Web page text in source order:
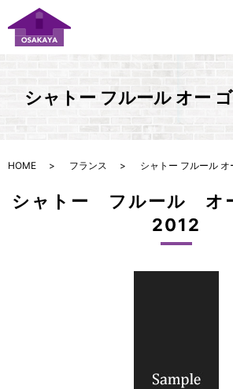
シャトー フルール オー
HOME フランス シャトー フルール
シャトー フルール オ
2012